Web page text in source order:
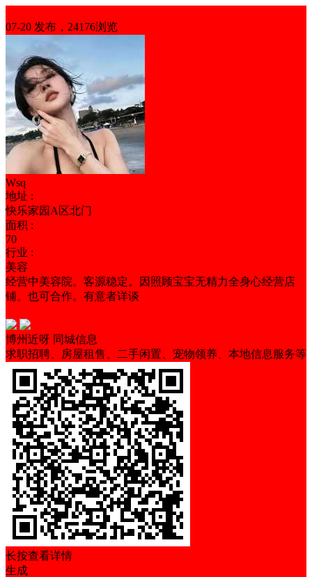
07-20 发布，24176浏览
Wsq
地址 :
快乐家园A区北门
面积 :
70
行业 :
美容
经营中美容院。客源稳定。因照顾宝宝无精力全身心经营店
铺。也可合作。有意者详谈
博州近呀 同城信息
求职招聘、房屋租售、二手闲置、宠物领养、本地信息服务等
长按查看详情
生成